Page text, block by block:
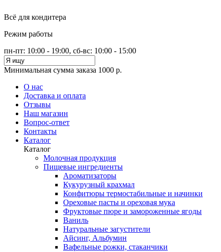
Всё для кондитера
Режим работы
пн-пт: 10:00 - 19:00, сб-вс: 10:00 - 15:00
Минимальная сумма заказа 1000 р.
О нас
Доставка и оплата
Отзывы
Наш магазин
Вопрос-ответ
Контакты
Каталог
Каталог
Молочная продукция
Пищевые ингредиенты
Ароматизаторы
Кукурузный крахмал
Конфитюры термостабильные и начинки
Ореховые пасты и ореховая мука
Фруктовые пюре и замороженные ягоды
Ваниль
Натуральные загустители
Айсинг, Альбумин
Вафельные рожки, стаканчики